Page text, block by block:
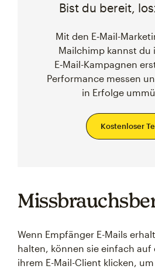
Bist du bereit,
Mit den E‑Mail-
Mailchimp kannst du
E‑Mail-Kampagnen
Performance messen
in Erfolge
Kostenloser
Wenn Empfänger E-Mails
halten, können sie einfach auf
ihrem E-Mail-Client klicken,